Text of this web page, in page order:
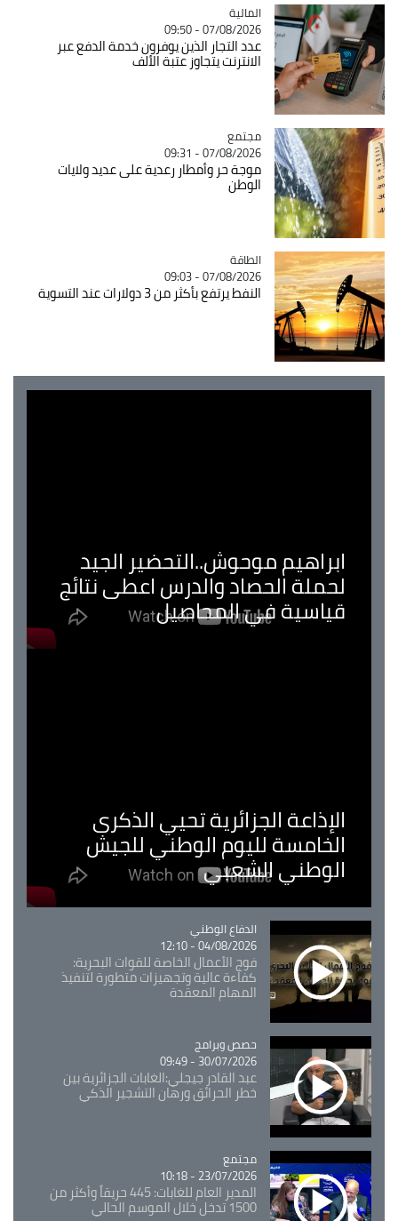
Catégorie
المالية
07/08/2026 - 09:50
عدد التجار الذين يوفرون خدمة الدفع عبر
الانترنت يتجاوز عتبة الألف
Catégorie
مجتمع
07/08/2026 - 09:31
موجة حر وأمطار رعدية على عديد ولايات
الوطن
Catégorie
الطاقة
07/08/2026 - 09:03
النفط يرتفع بأكثر من 3 دولارات عند التسوية
ابراهيم موحوش..التحضير الجيد
لحملة الحصاد والدرس اعطى نتائج
قياسية في المحاصيل
الإذاعة الجزائرية تحيي الذكرى
الخامسة لليوم الوطني للجيش
الوطني الشعبي
Catégorie
الدفاع الوطني
04/08/2026 - 12:10
فوج الأعمال الخاصة للقوات البحرية:
كفاءة عالية وتجهيزات متطورة لتنفيذ
المهام المعقدة
Catégorie
حصص وبرامج
30/07/2026 - 09:49
عبد القادر جيجلي:الغابات الجزائرية بين
خطر الحرائق ورهان التشجير الذكي
Catégorie
مجتمع
23/07/2026 - 10:18
المدير العام للغابات: 445 حريقاً وأكثر من
1500 تدخل خلال الموسم الحالي